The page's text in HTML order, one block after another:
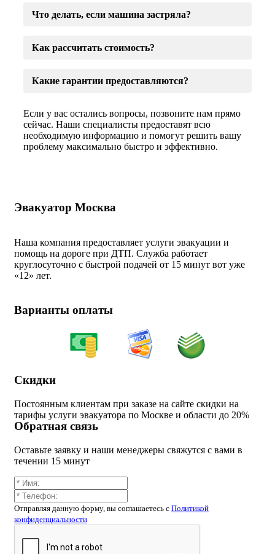
Что делать, если машина застряла?
Как рассчитать стоимость?
Какие гарантии предоставляются?
Если у вас остались вопросы, позвоните нам прямо
сейчас. Наши специалисты предоставят всю
необходимую информацию и помогут решить вашу
проблему максимально быстро и эффективно.
Эвакуатор Москва
Наша компания предоставляет услуги эвакуации и
помощь на дороге при ДТП. Служба работает
круглосуточно с быстрой подачей от 15 минут вот уже
«12» лет.
Варианты оплаты
Скидки
Постоянным клиентам при заказе на сайте скидки на
тарифы услуги эвакуатора по Москве и области до 20%
Обратная связь
Оставьте заявку и наши менеджеры свяжутся с вами в
течении 15 минут
Отправляя данную форму, вы соглашаетесь c Политикой
конфиденциальности